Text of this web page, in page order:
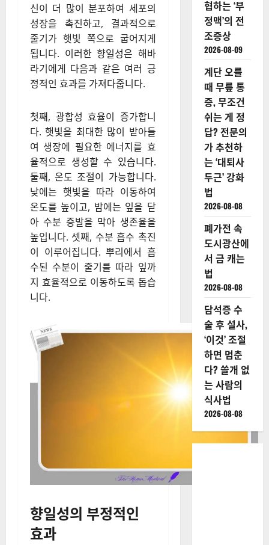
신이 더 많이 분포하여 세포의
성장을 촉진하고, 결과적으로
줄기가 햇빛 쪽으로 굽어지게
됩니다. 이러한 향일성은 해바
라기에게 다음과 같은 여러 긍
정적인 효과를 가져다줍니다.
첫째, 광합성 효율이 증가합니
다. 햇빛을 최대한 많이 받아들
여 생장에 필요한 에너지를 효
율적으로 생성할 수 있습니다.
둘째, 온도 조절이 가능합니다.
낮에는 햇빛을 따라 이동하여
온도를 높이고, 밤에는 잎을 닫
아 수분 증발을 막아 생존율을
높입니다. 셋째, 수분 흡수 촉진
이 이루어집니다. 뿌리에서 흡
수된 수분이 줄기를 따라 잎까
지 효율적으로 이동하도록 돕습
니다.
향일성의 부정적인
효과
협하는 ‘부
정맥’의 전
조증상
2026-08-09
계단 오를
때 무릎 통
증, 무조건
쉬는 게 정
답? 전문의
가 추천하
는 ‘대퇴사
두근’ 강화
법
2026-08-08
폐가전 속
도시광산에
서 금 캐는
법
2026-08-08
담석증 수
술 후 설사,
‘이것’ 조절
하면 멈춘
다? 쓸개 없
는 사람의
식사법
2026-08-08